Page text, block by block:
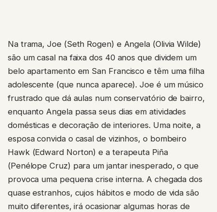
Na trama, Joe (Seth Rogen) e Angela (Olivia Wilde)
são um casal na faixa dos 40 anos que dividem um
belo apartamento em San Francisco e têm uma filha
adolescente (que nunca aparece). Joe é um músico
frustrado que dá aulas num conservatório de bairro,
enquanto Angela passa seus dias em atividades
domésticas e decoração de interiores. Uma noite, a
esposa convida o casal de vizinhos, o bombeiro
Hawk (Edward Norton) e a terapeuta Piña
(Penélope Cruz) para um jantar inesperado, o que
provoca uma pequena crise interna. A chegada dos
quase estranhos, cujos hábitos e modo de vida são
muito diferentes, irá ocasionar algumas horas de